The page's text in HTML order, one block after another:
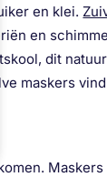
en klei.
en
dit
maskers